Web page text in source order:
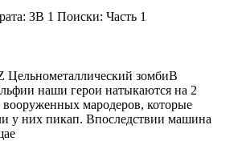
ЗВ 1 Поиски: Часть 1
Цельнометаллический зомбиВ
наши герои натыкаются на 2
мародеров, которые
у них пикап. Впоследствии машина